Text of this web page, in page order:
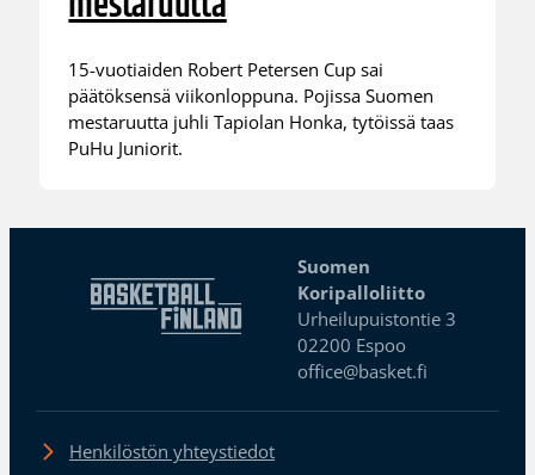
15-vuotiaiden Robert Petersen Cup sai
päätöksensä viikonloppuna. Pojissa Suomen
mestaruutta juhli Tapiolan Honka, tytöissä taas
PuHu Juniorit.
Suomen
Koripalloliitto
Urheilupuistontie 3
02200 Espoo
office@basket.fi
Henkilöstön yhteystiedot